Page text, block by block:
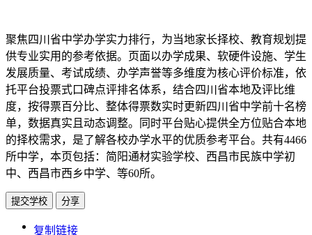
聚焦四川省中学办学实力排行，为当地家长择校、教育规划提
供专业实用的参考依据。页面以办学成果、软硬件设施、学生
发展质量、考试成绩、办学声誉等多维度为核心评价标准，依
托平台投票式口碑点评排名体系，结合四川省本地及评比维
度，按得票百分比、整体得票数实时更新四川省中学前十名榜
单，数据真实且动态调整。同时平台贴心提供全方位贴合本地
的择校需求，是了解各校办学水平的优质参考平台。共有4466
所中学，本页包括：简阳通材实验学校、西昌市民族中学初
中、西昌市西乡中学、等60所。
提交学校 分享
https://www.edupk.cn/ct/4014/tp/3
复制链接